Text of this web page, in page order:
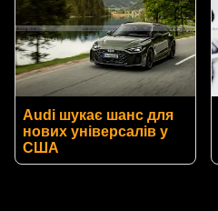
Audi шукає шанс для
нових універсалів у
США